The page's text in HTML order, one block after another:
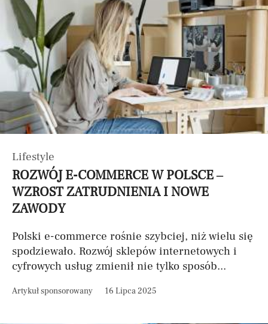
Lifestyle
ROZWÓJ E-COMMERCE W POLSCE –
WZROST ZATRUDNIENIA I NOWE
ZAWODY
Polski e-commerce rośnie szybciej, niż wielu się
spodziewało. Rozwój sklepów internetowych i
cyfrowych usług zmienił nie tylko sposób...
Artykuł sponsorowany 16 Lipca 2025